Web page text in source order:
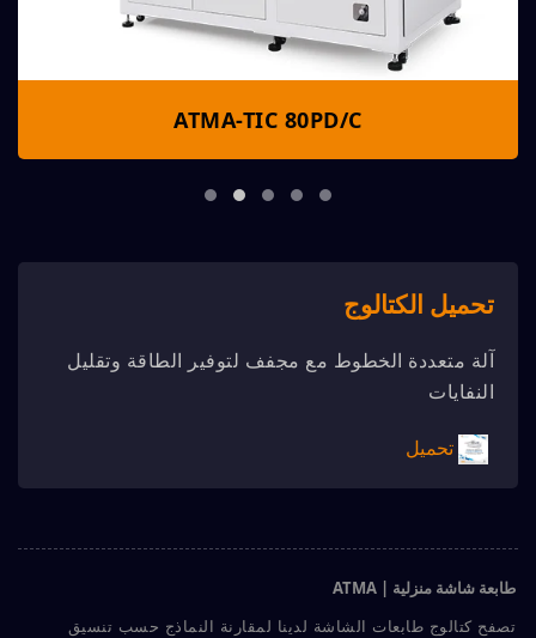
ATMA-TIC 80PD/C
تحميل الكتالوج
آلة متعددة الخطوط مع مجفف لتوفير الطاقة وتقليل
النفايات
تحميل
طابعة شاشة منزلية | ATMA
تصفح كتالوج طابعات الشاشة لدينا لمقارنة النماذج حسب تنسيق